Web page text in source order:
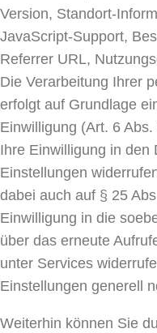
Version, Standort-
JavaScript-Support,
Referrer URL,
Die Verarbeitung Ihrer
erfolgt auf Grundlage
Einwilligung (Art. 6
Ihre Einwilligung in den
Einstellungen
dabei auch auf § 25
Einwilligung in die
über das erneute
unter Services
Einstellungen generell
Weiterhin können Sie